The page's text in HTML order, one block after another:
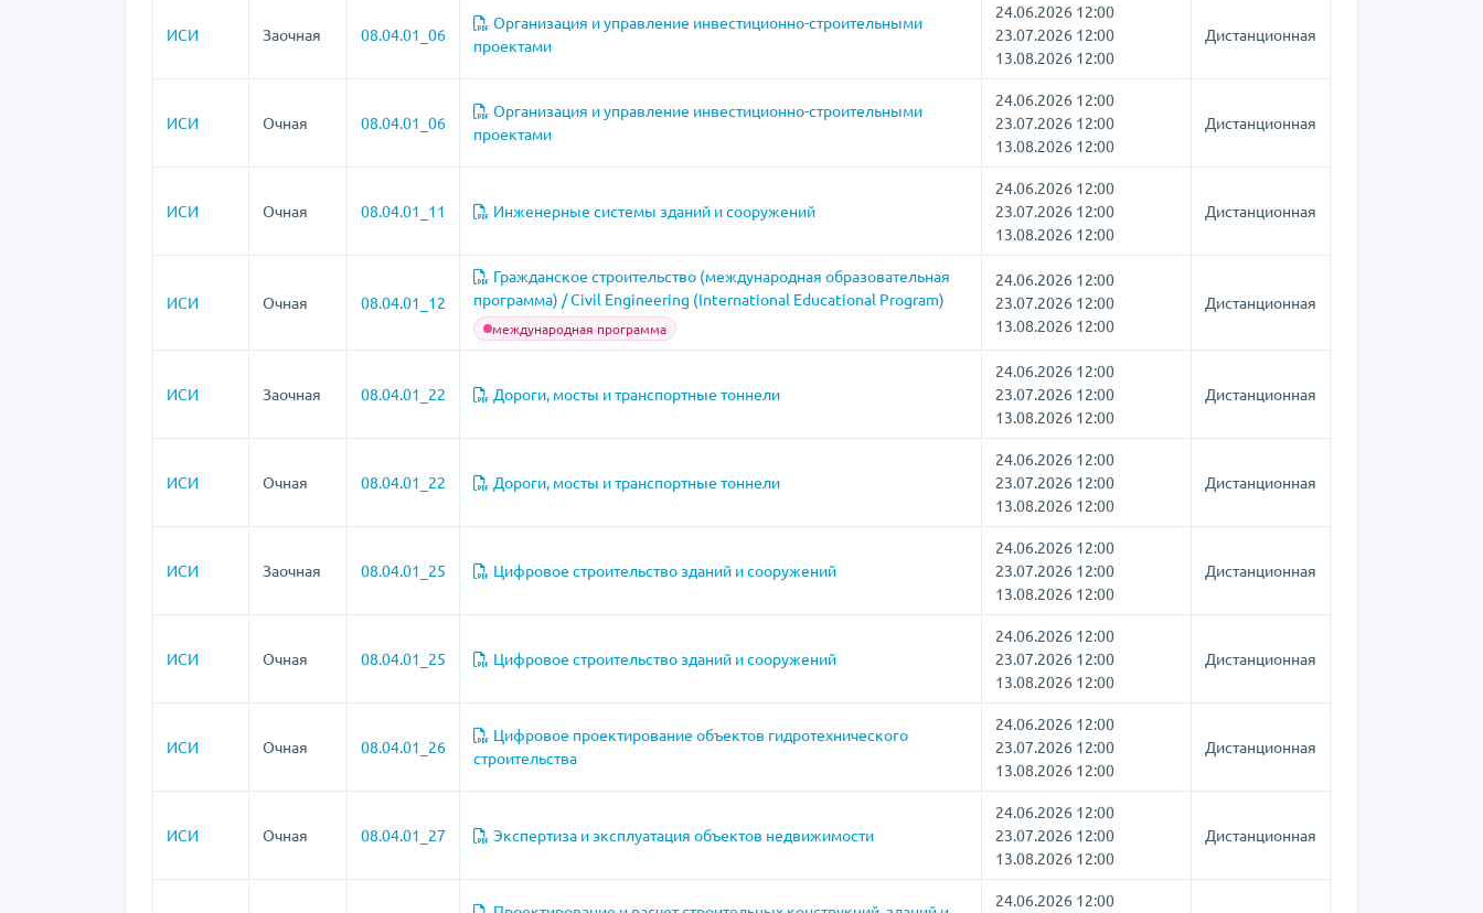
ИСИ Заочная 08.04.01_06
Организация и управление инвестиционно-строительными
проектами
24.06.2026 12:00
23.07.2026 12:00
13.08.2026 12:00
Дистанционная
ИСИ Очная 08.04.01_06
Организация и управление инвестиционно-строительными
проектами
24.06.2026 12:00
23.07.2026 12:00
13.08.2026 12:00
Дистанционная
ИСИ Очная 08.04.01_11 Инженерные системы зданий и сооружений
24.06.2026 12:00
23.07.2026 12:00
13.08.2026 12:00
Дистанционная
ИСИ Очная 08.04.01_12
Гражданское строительство (международная образовательная
программа) / Civil Engineering (International Educational Program)
международная программа
24.06.2026 12:00
23.07.2026 12:00
13.08.2026 12:00
Дистанционная
ИСИ Заочная 08.04.01_22 Дороги, мосты и транспортные тоннели
24.06.2026 12:00
23.07.2026 12:00
13.08.2026 12:00
Дистанционная
ИСИ Очная 08.04.01_22 Дороги, мосты и транспортные тоннели
24.06.2026 12:00
23.07.2026 12:00
13.08.2026 12:00
Дистанционная
ИСИ Заочная 08.04.01_25 Цифровое строительство зданий и сооружений
24.06.2026 12:00
23.07.2026 12:00
13.08.2026 12:00
Дистанционная
ИСИ Очная 08.04.01_25 Цифровое строительство зданий и сооружений
24.06.2026 12:00
23.07.2026 12:00
13.08.2026 12:00
Дистанционная
ИСИ Очная 08.04.01_26
Цифровое проектирование объектов гидротехнического
строительства
24.06.2026 12:00
23.07.2026 12:00
13.08.2026 12:00
Дистанционная
ИСИ Очная 08.04.01_27 Экспертиза и эксплуатация объектов недвижимости
24.06.2026 12:00
23.07.2026 12:00
13.08.2026 12:00
Дистанционная
24.06.2026 12:00